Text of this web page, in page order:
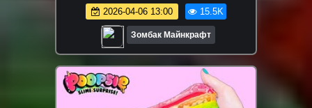
2026-04-06 13:00 15.5K
Зомбак Майнкрафт